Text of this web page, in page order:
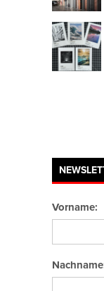
Vorname: